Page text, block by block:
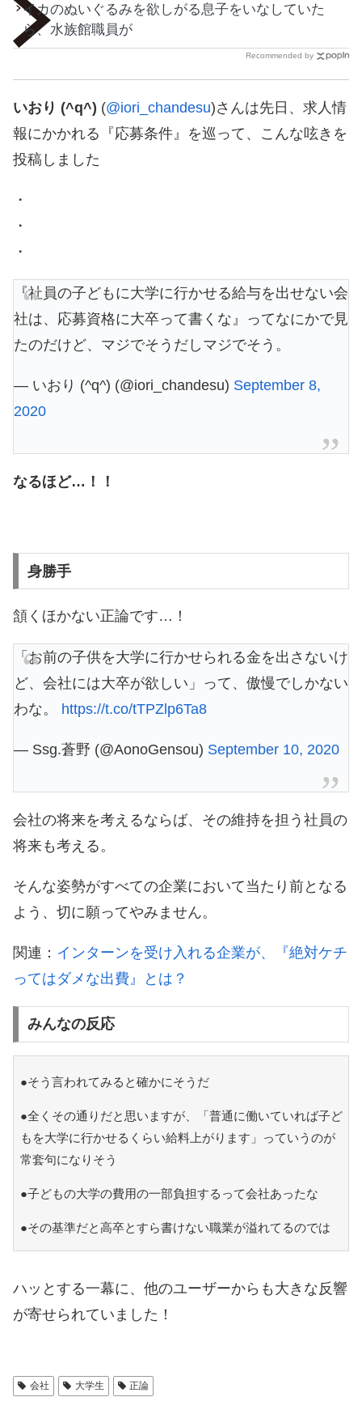
イカのぬいぐるみを欲しがる息子をいなしていた
ら、水族館職員が
Recommended by
いおり (^q^) (@iori_chandesu)さんは先日、求人情
報にかかれる『応募条件』を巡って、こんな呟きを
投稿しました
・
・
・
『社員の子どもに大学に行かせる給与を出せない会
社は、応募資格に大卒って書くな』ってなにかで見
たのだけど、マジでそうだしマジでそう。
— いおり (^q^) (@iori_chandesu) September 8,
2020
なるほど…！！
身勝手
頷くほかない正論です…！
「お前の子供を大学に行かせられる金を出さないけ
ど、会社には大卒が欲しい」って、傲慢でしかない
わな。 https://t.co/tTPZlp6Ta8
— Ssg.蒼野 (@AonoGensou) September 10, 2020
会社の将来を考えるならば、その維持を担う社員の
将来も考える。
そんな姿勢がすべての企業において当たり前となる
よう、切に願ってやみません。
関連： インターンを受け入れる企業が、『絶対ケチ
ってはダメな出費』とは？
みんなの反応
●そう言われてみると確かにそうだ
●全くその通りだと思いますが、「普通に働いていれば子ど
もを大学に行かせるくらい給料上がります」っていうのが
常套句になりそう
●子どもの大学の費用の一部負担するって会社あったな
●その基準だと高卒とすら書けない職業が溢れてるのでは
ハッとする一幕に、他のユーザーからも大きな反響
が寄せられていました！
会社 大学生 正論